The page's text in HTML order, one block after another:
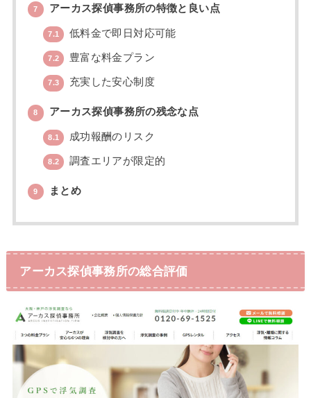
7 アーカス探偵事務所の特徴と良い点
7.1 低料金で即日対応可能
7.2 豊富な料金プラン
7.3 充実した安心制度
8 アーカス探偵事務所の残念な点
8.1 成功報酬のリスク
8.2 調査エリアが限定的
9 まとめ
アーカス探偵事務所の総合評価